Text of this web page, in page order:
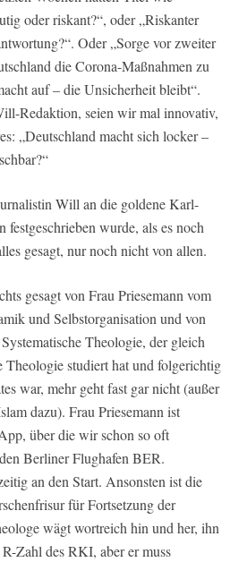
oder riskant?“, oder „Riskanter
Oder „Sorge vor zweiter
die Corona-Maßnahmen zu
auf – die Unsicherheit bleibt“.
Redaktion, seien wir mal innovativ,
„Deutschland macht sich locker –
Will an die goldene Karl-
wurde, als es noch
gesagt, nur noch nicht von allen.
gesagt von Frau Priesemann vom
und Selbstorganisation und von
Theologie, der gleich
Theologie studiert hat und folgerichtig
war, mehr geht fast gar nicht (außer
dazu). Frau Priesemann ist
über die wir schon so oft
Berliner Flughafen BER.
an den Start. Ansonsten ist die
für Fortsetzung der
wägt wortreich hin und her, ihn
Zahl des RKI, aber er muss